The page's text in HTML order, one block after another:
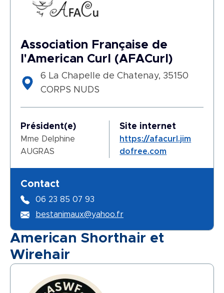
Association Française de
l'American Curl (AFACurl)
6 La Chapelle de Chatenay, 35150
CORPS NUDS
Président(e)
Mme Delphine
AUGRAS
Site internet
https://afacurl.jim
dofree.com
Contact
06 23 85 07 93
bestanimaux@yahoo.fr
American Shorthair et
Wirehair